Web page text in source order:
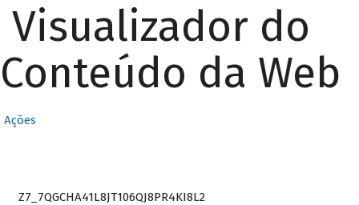
Visualizador do
Conteúdo da Web
Ações
Z7_7QGCHA41L8JT106QJ8PR4KI8L2